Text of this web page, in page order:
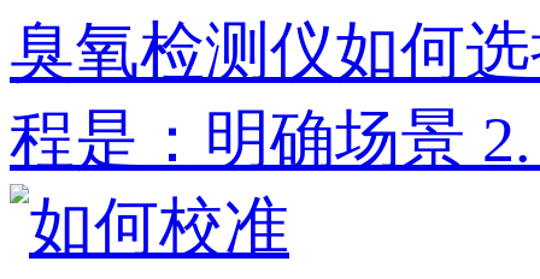
臭氧检测仪如何
程是：明确场景‌